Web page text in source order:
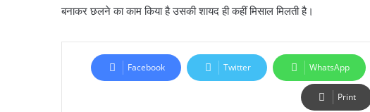
बनाकर छलने का काम किया है उसकी शायद ही कहीं मिसाल मिलती है।
Facebook Twitter WhatsApp
Print